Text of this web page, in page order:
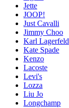
Jette
JOOP!
Just Cavalli
Jimmy Choo
Karl Lagerfeld
Kate Spade
Kenzo
Lacoste
Levi's
Lozza
Liu Jo
Longchamp